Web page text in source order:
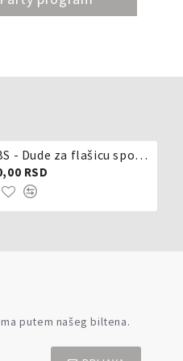
BIBS - Dude za flašicu sporijeg, srednjeg ili brzog protoka - silikon
RSD
putem našeg biltena.